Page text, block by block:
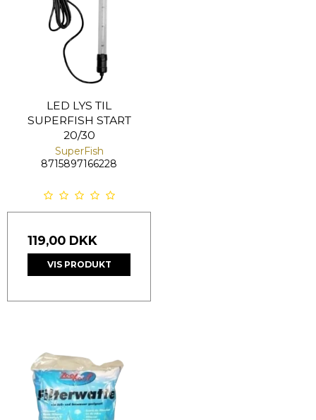
LED LYS TIL
SUPERFISH START
20/30
SuperFish
8715897166228
119,00 DKK
VIS PRODUKT